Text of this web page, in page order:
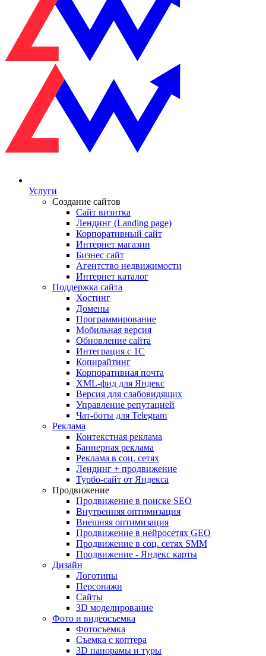
Услуги
Создание сайтов
Сайт визитка
Лендинг (Landing page)
Корпоративный сайт
Интернет магазин
Бизнес сайт
Агентство недвижимости
Интернет каталог
Поддержка сайта
Хостинг
Домены
Программирование
Мобильная версия
Обновление сайта
Интеграция с 1С
Копирайтинг
Корпоративная почта
XML-фид для Яндекс
Версия для слабовидящих
Управление репутацией
Чат-боты для Telegram
Реклама
Контекстная реклама
Баннерная реклама
Реклама в соц. сетях
Лендинг + продвижение
Турбо-сайт от Яндекса
Продвижение
Продвижение в поиске SEO
Внутренняя оптимизация
Внешняя оптимизация
Продвижение в нейросетях GEO
Продвижение в соц. сетях SMM
Продвижение - Яндекс карты
Дизайн
Логотипы
Персонажи
Сайты
3D моделирование
Фото и видеосъемка
Фотосъемка
Съемка с коптера
3D панорамы и туры